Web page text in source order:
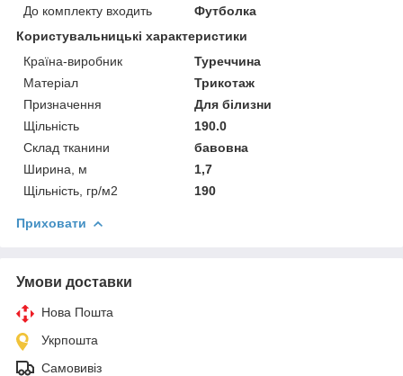
До комплекту входить
Футболка
Користувальницькі характеристики
Країна-виробник
Туреччина
Матеріал
Трикотаж
Призначення
Для білизни
Щільність
190.0
Склад тканини
бавовна
Ширина, м
1,7
Щільність, гр/м2
190
Приховати
Умови доставки
Нова Пошта
Укрпошта
Самовивіз